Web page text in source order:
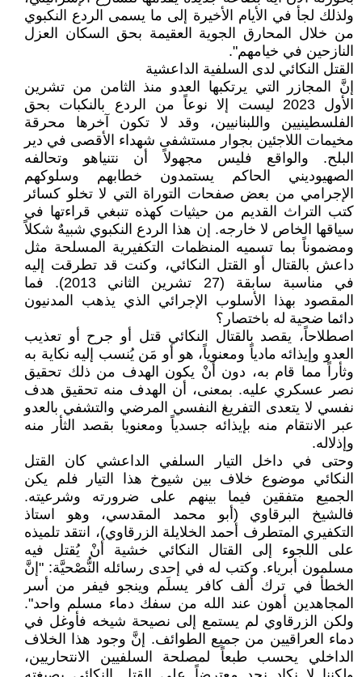
ولذلك لجأ في الأيام الأخيرة إلى ما يسمى الردع النكبوي
من خلال المحارق الجوية العقيمة بحق السكان العزل
النازحين في خيامهم".
القتل النكائي لدى السلفية الداعشية
إنَّ المجازر التي يرتكبها العدو منذ الثامن من تشرين
الأول 2023 ليست إلا نوعاً من الردع بالنكبات بحق
الفلسطينيين واللبنانيين، وقد لا تكون آخرها محرقة
مخيمات اللاجئين بجوار مستشفى شهداء الأقصى في دير
البلح. والواقع فليس مجهولاً أن نتنياهو وتحالفه
الصهيوديني الحاكم يستمدون خطابهم وسلوكهم
الإجرامي من بعض صفحات التوراة التي لا تخلو كسائر
كتب التراث القديم من حيثيات كهذه تنبغي قراءتها في
سياقها الخاص لا خارجه. إن هذا الردع النكبوي شبيهٌ شكلاً
ومضموناً بما تسميه المنظمات التكفيرية المسلحة مثل
داعش بالقتال أو القتل النكائي، وكنت قد تطرقت إليه
في مناسبة سابقة (27 تشرين الثاني 2013). فما
المقصود بهذا الأسلوب الإجرائي الذي يذهب المدنيون
دائما ضحية له باختصار؟
اصطلاحاً، يقصد بالقتال النكائي قتل أو جرح أو تعذيب
العدو وإيذائه مادياً ومعنوياً، هو أو مَن يُنسب إليه نكاية به
وثأراً مما قام به، دون أنْ يكون الهدف من ذلك تحقيق
نصر عسكري عليه. بمعنى، أن الهدف منه تحقيق هدف
نفسي لا يتعدى التفريغ النفسي المرضي والتشفي بالعدو
عبر الانتقام منه بإيذائه جسدياً ومعنويا بقصد الثأر منه
وإذلاله.
وحتى في داخل التيار السلفي الداعشي كان القتل
النكائي موضوع خلاف بين شيوخ هذا التيار فلم يكن
الجميع متفقين فيما بينهم على ضرورته وشرعيته.
فالشيخ البرقاوي (أبو محمد المقدسي، وهو استاذ
التكفيري المتطرف أحمد الخلايلة الزرقاوي)، انتقد تلميذه
على اللجوء إلى القتال النكائي خشية أنْ يُقتل فيه
مسلمون أبرياء. وكتب له في إحدى رسائله النُّصْحيَّة: "إنَّ
الخطأ في ترك ألف كافر يسلَم وينجو فيفر من أسر
المجاهدين أهون عند الله من سفك دماء مسلم واحد".
ولكن الزرقاوي لم يستمع إلى نصيحة شيخه فأوغل في
دماء العراقيين من جميع الطوائف. إنَّ وجود هذا الخلاف
الداخلي يحسب طبعاً لمصلحة السلفيين الانتحاريين،